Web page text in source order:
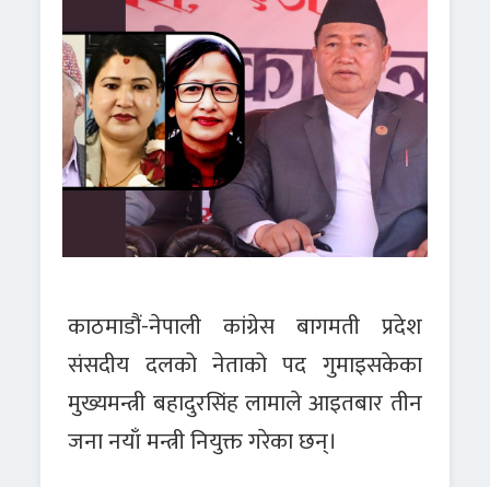
काठमाडौं-नेपाली कांग्रेस बागमती प्रदेश
संसदीय दलको नेताको पद गुमाइसकेका
मुख्यमन्त्री बहादुरसिंह लामाले आइतबार तीन
जना नयाँ मन्त्री नियुक्त गरेका छन्।